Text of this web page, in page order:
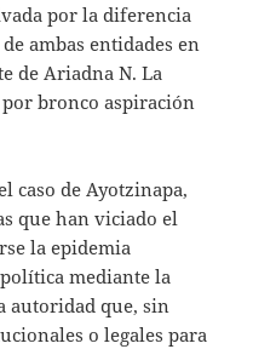
por la diferencia
ambas entidades en
de Ariadna N. La
bronco aspiración
caso de Ayotzinapa,
que han viciado el
la epidemia
mediante la
autoridad que, sin
o legales para